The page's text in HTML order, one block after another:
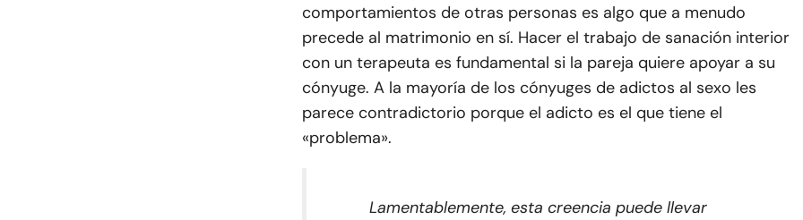
comportamientos de otras personas es algo que a menudo
precede al matrimonio en sí. Hacer el trabajo de sanación interior
con un terapeuta es fundamental si la pareja quiere apoyar a su
cónyuge. A la mayoría de los cónyuges de adictos al sexo les
parece contradictorio porque el adicto es el que tiene el
«problema».
Lamentablemente, esta creencia puede llevar